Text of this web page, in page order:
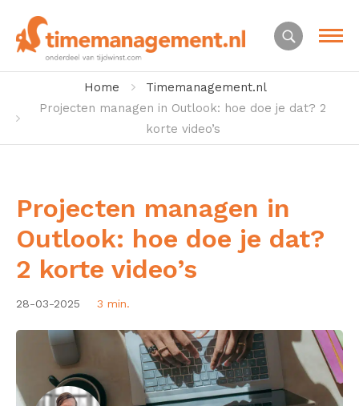
Home
Timemanagement.nl
Projecten managen in Outlook: hoe doe je dat? 2
korte video’s
Projecten managen in
Outlook: hoe doe je dat?
2 korte video’s
28-03-2025 3 min.